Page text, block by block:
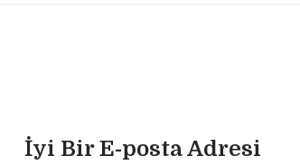
İyi Bir E-posta Adresi